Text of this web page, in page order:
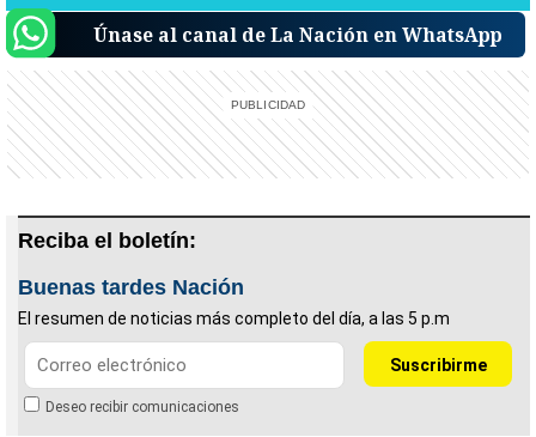
Únase al canal de La Nación en WhatsApp
Reciba el boletín:
Buenas tardes Nación
El resumen de noticias más completo del día, a las 5 p.m
Deseo recibir comunicaciones